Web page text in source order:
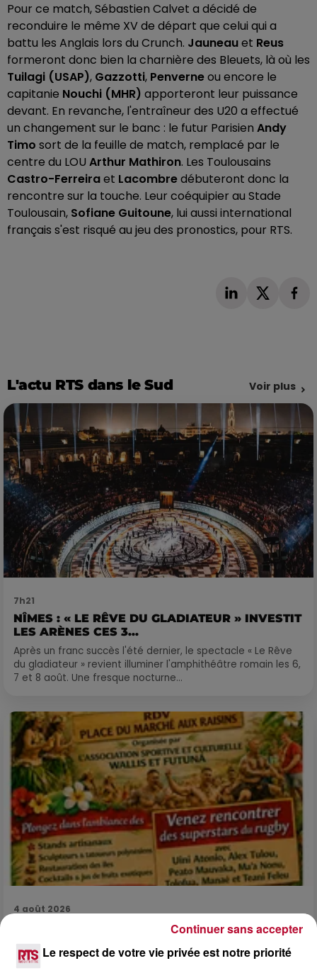
Pour ce match, Sébastien Calvet a décidé de
reconduire le même XV de départ que celui qui a
battu les Anglais lors du Crunch. Jauneauet Reus
formeront donc bien la charnière des Bleuets, là où les
Tuilagi (USAP), Gazzotti, Penverneou encore le
capitanie Nouchi (MHR) apporteront leur puissance
devant. En revanche, l'entraîneur des U20 a effectué
un changement sur le banc : le futur Parisien Andy
Timo sort de la feuille de match, remplacé par le
centre du LOU Arthur Mathiron. Les Toulousains
Castro-Ferreiraet Lacombredébuteront donc la
rencontre sur la touche. Leur coéquipier au Stade
Toulousain, Sofiane Guitoune, lui aussi international
français s'est risqué au jeu des pronostics, pour RTS.
L'actu RTS dans le Sud Voir plus
7h21
NÎMES : « LE RÊVE DU GLADIATEUR » INVESTIT
LES ARÈNES CES 3...
Après un franc succès l'été dernier, le spectacle « Le Rêve
du gladiateur » revient illuminer l'amphithéâtre romain les 6,
7 et 8 août. Une fresque nocturne...
4 août 2026
FÊTE DE LA POLYNÉSIE À VILLEVEYRAC
Le respect de votre vie privée est notre priorité
Continuer sans accepter